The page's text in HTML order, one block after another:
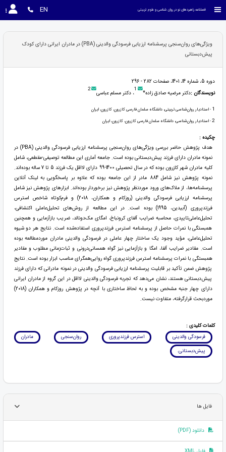
فصلنامه راهبردهای نو در روان شناسی و علوم تربیتی EN
ویژگی‌های روان‌سنجی پرسشنامه ارزیابی فرسودگی والدینی (PBA) در مادران ایرانی دارای کودک
پیش‌دبستانی
دوره 5، شماره 14، 1401، صفحات 282 - 296
نویسندگان :دکتر مرضیه صادق زاده* 1، دکتر مسلم عباسی 2
1 - استادیار روان‌شناسی تربیتی، دانشگاه سلمان فارسی کازرون، کازرون، ایران
2- استادیار روان‌شناسی، دانشگاه سلمان فارسی کازرون، کازرون، ایران
چکیده :
هدف پژوهش حاضر بررسی ویژگی‌های روان‌سنجی پرسشنامه ارزیابی فرسودگی والدینی (PBA) در
نمونه مادران دارای فرزند پیش‌دبستانی بوده است. جامعه آماری این مطالعه توصیفی-مقطعی، شامل
کلیه مادران شهر کازرون بوده که در سال تحصیلی 1400-99 دارای لااقل یک فرزند 5 تا 7 ساله بوده‌اند.
نمونه پژوهش نیز شامل 884 مادر از این جامعه بوده که علاوه بر پاسخگویی به لینک آنلاین
پرسشنامه‌ها، از ملاک‌های ورود موردنظر پژوهش نیز برخوردار بوده‌اند. ابزارهای پژوهش نیز شامل
پرسشنامه ارزیابی فرسودگی والدینی (روزکام و همکاران، 2018) و فرم‌کوتاه شاخص استرس
فرزندپروری (آبیدین، 1995) بوده است. در این مطالعه از روش‌های تحلیل‌عاملی اکتشافی،
تحلیل‌عاملی‌تاییدی، محاسبه ضرایب آلفای کرونباخ، امگای مک‌دونالد، ضریب بازآزمایی و همچنین
همبستگی با نمرات حاصل از پرسشنامه استرس فرزندپروری استفاده‌شده است. نتایج هر دو شیوه
تحلیل‌عاملی، مؤید وجود یک ساختار چهار عاملی در فرسودگی والدینی مادران موردمطالعه بوده
است. مقادیر ضرایب آلفا، امگا و بازآزمایی نیز گواه همسانی‌درونی و ثبات‌زمانی مطلوب و مقادیر
همبستگی با نمرات پرسشنامه استرس فرزندپروری گواه روایی‌همگرای مناسب ابزار بوده است. نتایج
پژوهش ضمن تأکید بر قابلیت پرسشنامه ارزیابی فرسودگی والدینی در نمونه مادرانی که دارای فرزند
پیش‌دبستانی هستند، نشان می‌دهد که تجربه فرسودگی والدینی لااقل در این گروه از مادران ایرانی
دارای چهار جنبه مشخص بوده و به لحاظ ساختاری با آنچه در پژوهش‌ روزکام و همکاران (2018)
موردبحث قرارگرفته، متفاوت نیست.
کلمات کلیدی :
فرسودگی والدینی
استرس فرزندپروری روان‌سنجی
مادران
پیش‌دبستانی.
فایل ها
دانلود (PDF)